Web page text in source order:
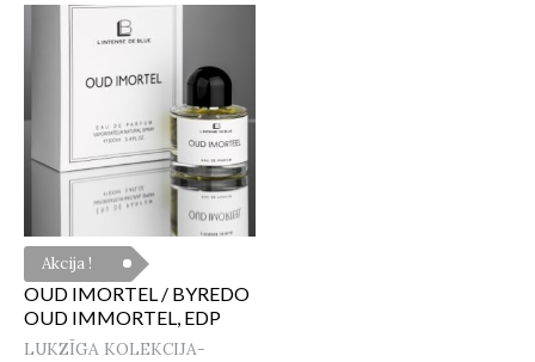
Akcija !
OUD IMORTEL / BYREDO
OUD IMMORTEL, EDP
LUKZĪGA KOLEKCIJA-